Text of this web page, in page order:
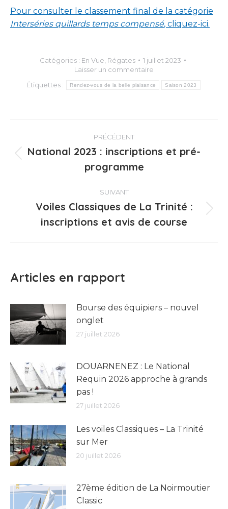
Pour consulter le classement final de la catégorie
Interséries quillards temps compensé, cliquez-ici.
Catégories : En Vue Régates
1 juillet 2023
Laisser un commentaire
Étiquettes :
Rendez-vous de la belle plaisance Saison 2023
Navigation
article
PRÉCÉDENT
Article
précédent
National 2023 : inscriptions et pré-
programme
SUIVANT
suivant
Voiles Classiques de La Trinité :
inscriptions et avis de course
Articles en rapport
Bourse des équipiers – nouvel
onglet
27 juillet 2026
DOUARNENEZ : Le National
Requin 2026 approche à grands
pas !
27 juillet 2026
Les voiles Classiques – La Trinité
sur Mer
20 juillet 2026
27ème édition de La Noirmoutier
Classic